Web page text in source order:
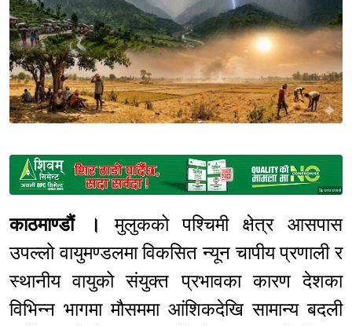
Sponsored
काठमाण्डौं ।मुलुकको पश्चिमी क्षेत्र आसपास
उपल्लो वायुमण्डलमा विकसित न्यून चापीय प्रणाली र
स्थानीय वायुको संयुक्त प्रभावका कारण देशका
विभिन्न भागमा मौसममा आंशिकदेखि सामान्य बदली